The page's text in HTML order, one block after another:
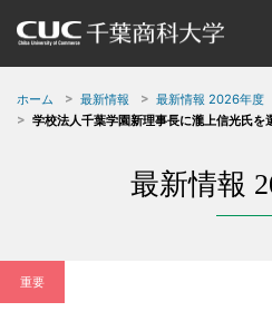
ホーム 最新情報
最新情報 2026年度
学校法人千葉学園新理事長に瀧上信光氏を
最新情報
重要